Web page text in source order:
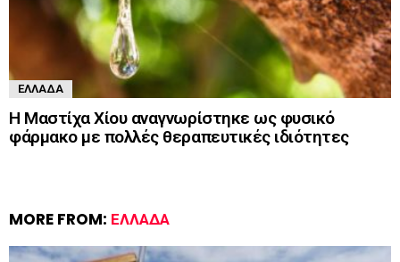
ΕΛΛΆΔΑ
Η Μαστίχα Χίου αναγνωρίστηκε ως φυσικό
φάρμακο με πολλές θεραπευτικές ιδιότητες
MORE FROM: ΕΛΛΆΔΑ